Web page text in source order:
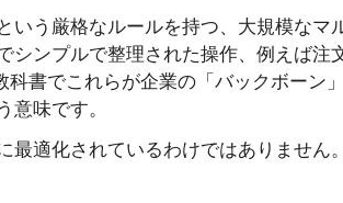
いう厳格なルールを持つ、大規模なマ
シンプルで整理された操作、例えば注
書でこれらが企業の「バックボーン
味です。
最適化されているわけではありません